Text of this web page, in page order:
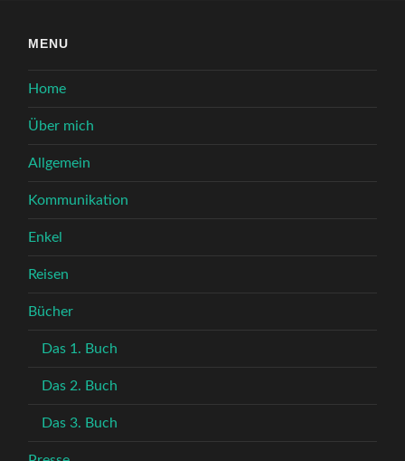
MENU
Home
Über mich
Allgemein
Kommunikation
Enkel
Reisen
Bücher
Das 1. Buch
Das 2. Buch
Das 3. Buch